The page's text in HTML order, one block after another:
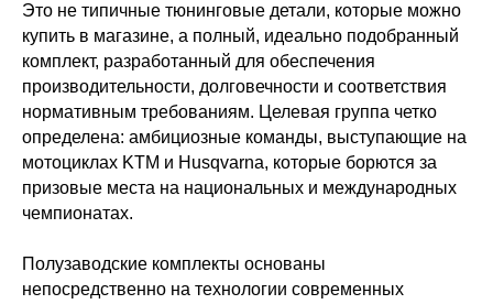
Это не типичные тюнинговые детали, которые можно
купить в магазине, а полный, идеально подобранный
комплект, разработанный для обеспечения
производительности, долговечности и соответствия
нормативным требованиям. Целевая группа четко
определена: амбициозные команды, выступающие на
мотоциклах KTM и Husqvarna, которые борются за
призовые места на национальных и международных
чемпионатах.
Полузаводские комплекты основаны
непосредственно на технологии современных